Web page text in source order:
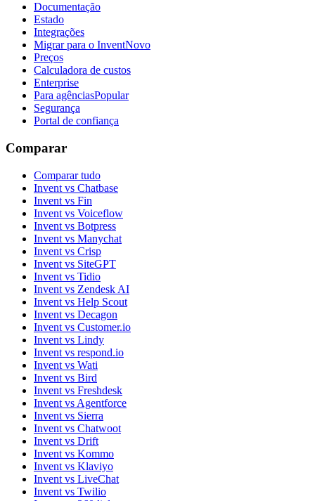
Documentação
Estado
Integrações
Migrar para o InventNovo
Preços
Calculadora de custos
Enterprise
Para agênciasPopular
Segurança
Portal de confiança
Comparar
Comparar tudo
Invent vs Chatbase
Invent vs Fin
Invent vs Voiceflow
Invent vs Botpress
Invent vs Manychat
Invent vs Crisp
Invent vs SiteGPT
Invent vs Tidio
Invent vs Zendesk AI
Invent vs Help Scout
Invent vs Decagon
Invent vs Customer.io
Invent vs Lindy
Invent vs respond.io
Invent vs Wati
Invent vs Bird
Invent vs Freshdesk
Invent vs Agentforce
Invent vs Sierra
Invent vs Chatwoot
Invent vs Drift
Invent vs Kommo
Invent vs Klaviyo
Invent vs LiveChat
Invent vs Twilio